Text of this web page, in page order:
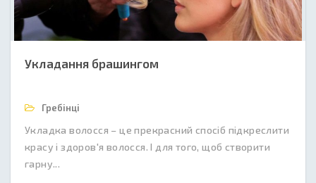
Укладання брашингом
Гребінці
Укладка волосся – це прекрасний спосіб підкреслити
красу і здоров'я волосся. І для того, щоб створити
гарну...